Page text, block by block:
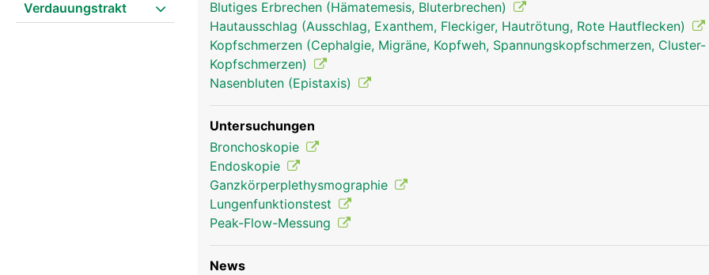
Verdauungstrakt
Atemwege Frau
Blutiges Erbrechen (Hämatemesis, Bluterbrechen)
Hautausschlag (Ausschlag, Exanthem, Fleckiger, Hautrötung, Rote Hautflecken)
Kopfschmerzen (Cephalgie, Migräne, Kopfweh, Spannungskopfschmerzen, Cluster-
Kopfschmerzen)
Nasenbluten (Epistaxis)
Untersuchungen
Bronchoskopie
Endoskopie
Ganzkörperplethysmographie
Lungenfunktionstest
Peak-Flow-Messung
News